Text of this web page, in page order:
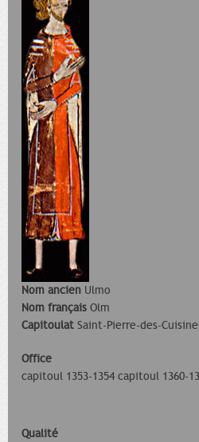
Nom ancien Ulmo
Nom français Olm
Capitoulat Saint-Pierre-des-
Office
capitoul 1353-1354 capitoul 1360-
Qualité